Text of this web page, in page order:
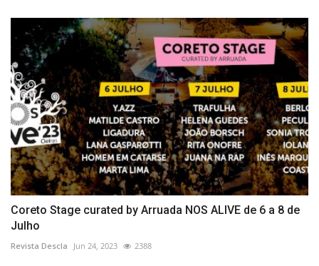
Coreto Stage curated by Arruada NOS ALIVE de 6 a 8 de
Julho
Revista Descla Jun 24, 2023 2388